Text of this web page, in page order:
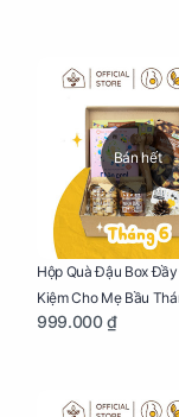
Bán hết
Hộp Quà Đậu Box
Kiệm Cho Mẹ Bầu
999.000 ₫